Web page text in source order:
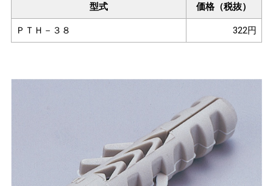
型式 価格（税抜）
ＰＴＨ－３８ 322円